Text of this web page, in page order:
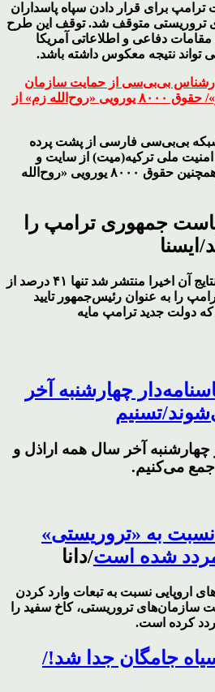
ترامپ برای قرار دادن سپاه پاسداران
تروریستی متوقف شد. توقف این طرح
دفاعی و اطلاعاتی آمریکا
تواند نتیجه معکوس داشته باشد.
بی‌بی‌سی از حمایت سازمان
جاسوسی ترکیه از «آمدنیوز»/ حقوق ۸۰۰۰ یورویی «روح‌الله زم» از
بی‌بی‌سی فارسی از پشت پرده
ملی ترکیه(میت) از سایت و
کانال تلگرامی «آمدنیوز» و همچنین حقوق ۸۰۰۰ یورویی «روح‌الله
جمهوری ترامپ را
ایسنا
براساس یک نظرسنجی که نتایج آن اخیرا منتشر شد تنها ۴۱ درصد از
را به عنوان رئیس‌جمهور تایید
که دولت جدید ترامپ مایه
چهارشنبه آخر
تسنیم
آخر سال همه اراذل و
جمع می‌کنیم.
به «تروریستی»
مردد شده است/دانا
اروپایی نسبت به تبعات وارد کردن
سازمان‌های تروریستی، کاخ سفید را
کرده است.
جامگان جدا شد!/